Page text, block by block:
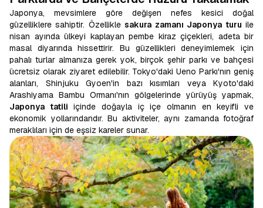
Japonya, mevsimlere göre değişen nefes kesici doğal
güzelliklere sahiptir. Özelliklesakura zamanı Japonya turu ile
nisan ayında ülkeyi kaplayan pembe kiraz çiçekleri, adeta bir
masal diyarında hissettirir. Bu güzellikleri deneyimlemek için
pahalı turlar almanıza gerek yok, birçok şehir parkı ve bahçesi
ücretsiz olarak ziyaret edilebilir. Tokyo'daki Ueno Parkı'nın geniş
alanları, Shinjuku Gyoen'in bazı kısımları veya Kyoto'daki
Arashiyama Bambu Ormanı'nın gölgelerinde yürüyüş yapmak,
Japonya tatili içinde doğayla iç içe olmanın en keyifli ve
ekonomik yollarındandır. Bu aktiviteler, aynı zamanda fotoğraf
meraklıları için de eşsiz kareler sunar.